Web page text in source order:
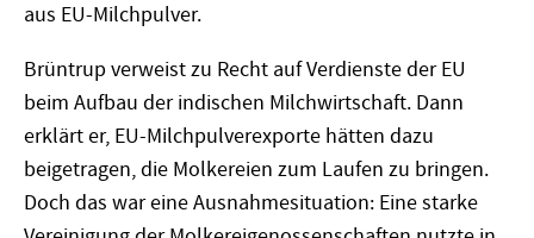
aus EU-Milchpulver.
Brüntrup verweist zu Recht auf Verdienste der EU
beim Aufbau der indischen Milchwirtschaft. Dann
erklärt er, EU-Milchpulverexporte hätten dazu
beigetragen, die Molkereien zum Laufen zu bringen.
Doch das war eine Ausnahmesituation: Eine starke